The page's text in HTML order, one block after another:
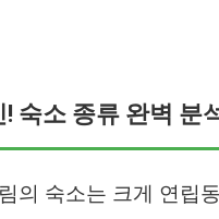
숙소 종류 완벽 분
의 숙소는 크게 연립